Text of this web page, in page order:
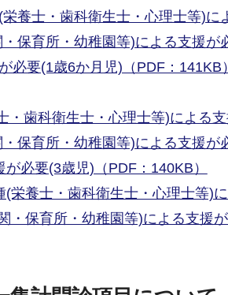
養士・歯科衛生士・心理士等)に
保育所・幼稚園等)による支援が
必要(1歳6か月児)（PDF：141KB）
・歯科衛生士・心理士等)による
保育所・幼稚園等)による支援が
必要(3歳児)（PDF：140KB）
栄養士・歯科衛生士・心理士等)
・保育所・幼稚園等)による支援